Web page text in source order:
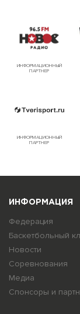
ИНФОРМАЦИОННЫЙ
ПАРТНЕР
ИНФОРМАЦИОННЫЙ
ПАРТНЕР
ИНФОРМАЦИЯ
Федерация
Баскетбольный
Новости
Соревнования
Медиа
Спонсоры и